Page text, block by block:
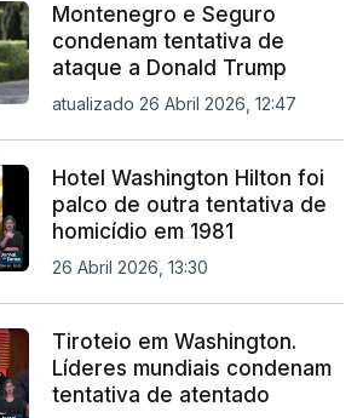
Montenegro e Seguro
condenam tentativa de
ataque a Donald Trump
atualizado 26 Abril 2026, 12:47
Hotel Washington Hilton foi
palco de outra tentativa de
homicídio em 1981
26 Abril 2026, 13:30
Tiroteio em Washington.
Líderes mundiais condenam
tentativa de atentado